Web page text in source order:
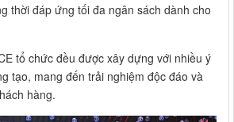
thời đáp ứng tối đa ngân sách dành cho
tổ chức đều được xây dựng với nhiều ý
tạo, mang đến trải nghiệm độc đáo và
hàng.